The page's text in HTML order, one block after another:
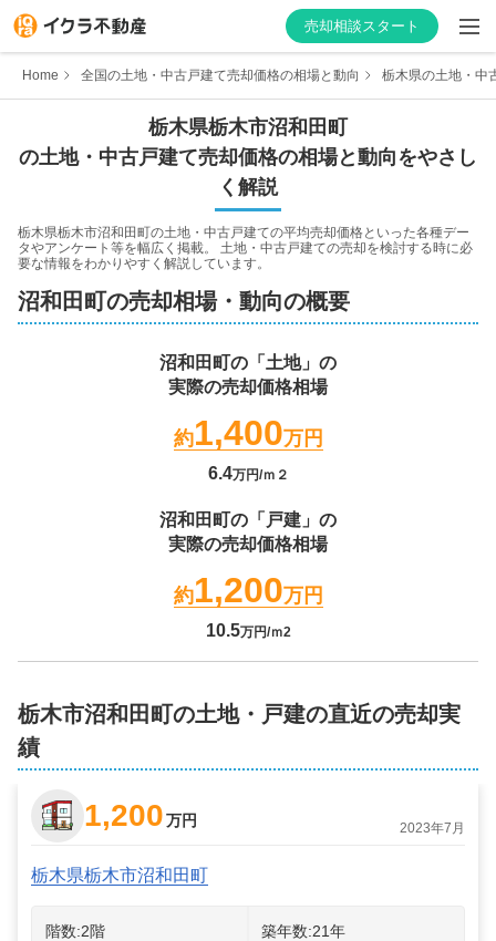
売却相談スタート
はじめての方へ
不動産会社を探す
不動産会社向け情報
Home 全国の土地・中古戸建て売却価格の相場と動向 栃木県の土地・中
栃木県栃木市沼和田町
の土地・中古戸建て売却価格の相場と動向をやさし
く解説
栃木県栃木市沼和田町の土地・中古戸建ての平均売却価格といった各種デー
タやアンケート等を幅広く掲載。 土地・中古戸建ての売却を検討する時に必
要な情報をわかりやすく解説しています。
沼和田町の売却相場・動向の概要
沼和田町の「土地」の
実際の売却価格相場
約1,400万円
6.4万円/ｍ２
沼和田町の「戸建」の
実際の売却価格相場
約1,200万円
10.5万円/ｍ2
栃木市沼和田町の土地・戸建の直近の売却実
績
1,200万円 2023年7月
栃木県栃木市沼和田町
階数:2階 築年数:21年